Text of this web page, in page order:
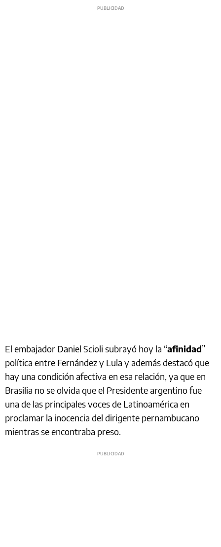
El embajador Daniel Scioli subrayó hoy la “afinidad”
política entre Fernández y Lula y además destacó que
hay una condición afectiva en esa relación, ya que en
Brasilia no se olvida que el Presidente argentino fue
una de las principales voces de Latinoamérica en
proclamar la inocencia del dirigente pernambucano
mientras se encontraba preso.